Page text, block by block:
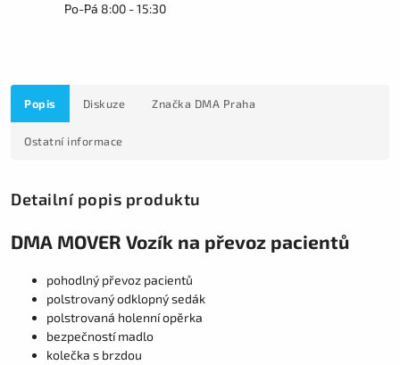
Po-Pá 8:00 - 15:30
Popis Diskuze Značka DMA Praha
Ostatní informace
Detailní popis produktu
DMA MOVER Vozík na převoz pacientů
pohodlný převoz pacientů
polstrovaný odklopný sedák
polstrovaná holenní opěrka
bezpečností madlo
kolečka s brzdou